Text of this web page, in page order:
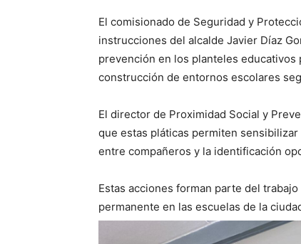
El comisionado de Seguridad y
instrucciones del alcalde Javier Díaz
prevención en los planteles
construcción de entornos escolares
El director de Proximidad Social y
que estas pláticas permiten
entre compañeros y la identificación
Estas acciones forman parte del
permanente en las escuelas de la